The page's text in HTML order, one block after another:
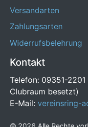
Versandarten
Zahlungsarten
Widerrufsbelehrung
Kontakt
Telefon: 09351-
Clubraum besetzt)
E-Mail: vereinsring-